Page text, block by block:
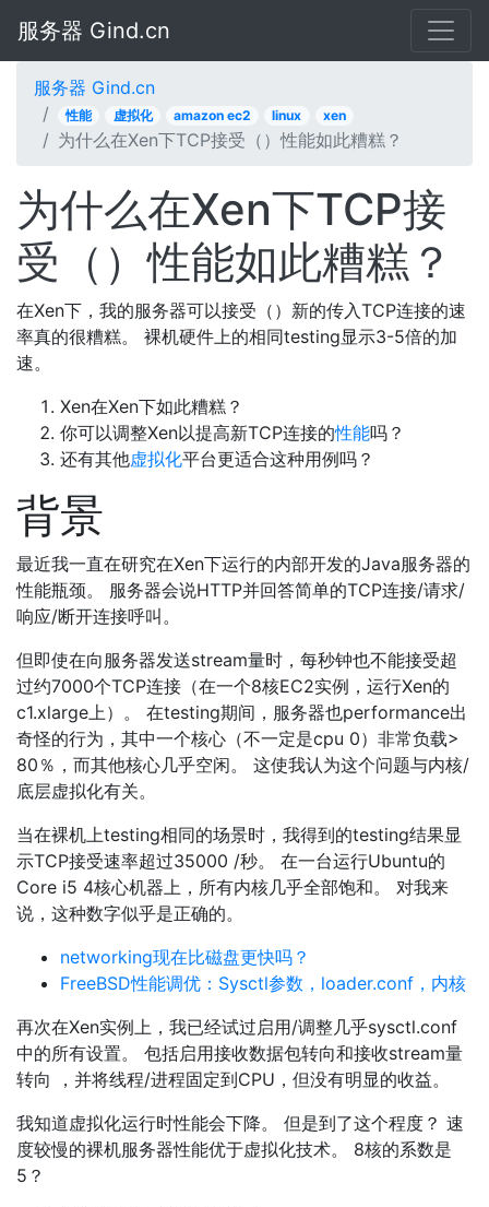
服务器 Gind.cn
服务器 Gind.cn
性能 虚拟化 amazon ec2 linux xen
为什么在Xen下TCP接受（）性能如此糟糕？
为什么在Xen下TCP接
受（）性能如此糟糕？
在Xen下，我的服务器可以接受（）新的传入TCP连接的速
率真的很糟糕。 裸机硬件上的相同testing显示3-5倍的加
速。
Xen在Xen下如此糟糕？
你可以调整Xen以提高新TCP连接的性能吗？
还有其他虚拟化平台更适合这种用例吗？
背景
最近我一直在研究在Xen下运行的内部开发的Java服务器的
性能瓶颈。 服务器会说HTTP并回答简单的TCP连接/请求/
响应/断开连接呼叫。
但即使在向服务器发送stream量时，每秒钟也不能接受超
过约7000个TCP连接（在一个8核EC2实例，运行Xen的
c1.xlarge上）。 在testing期间，服务器也performance出
奇怪的行为，其中一个核心（不一定是cpu 0）非常负载>
80％，而其他核心几乎空闲。 这使我认为这个问题与内核/
底层虚拟化有关。
当在裸机上testing相同的场景时，我得到的testing结果显
示TCP接受速率超过35000 /秒。 在一台运行Ubuntu的
Core i5 4核心机器上，所有内核几乎全部饱和。 对我来
说，这种数字似乎是正确的。
networking现在比磁盘更快吗？
FreeBSD性能调优：Sysctl参数，loader.conf，内核
再次在Xen实例上，我已经试过启用/调整几乎sysctl.conf
中的所有设置。 包括启用接收数据包转向和接收stream量
转向 ，并将线程/进程固定到CPU，但没有明显的收益。
我知道虚拟化运行时性能会下降。 但是到了这个程度？ 速
度较慢的裸机服务器性能优于虚拟化技术。 8核的系数是
5？